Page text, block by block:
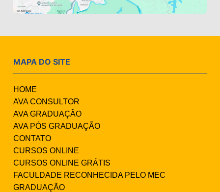
MAPA DO SITE
HOME
AVA CONSULTOR
AVA GRADUAÇÃO
AVA PÓS GRADUAÇÃO
CONTATO
CURSOS ONLINE
CURSOS ONLINE GRÁTIS
FACULDADE RECONHECIDA PELO MEC
GRADUAÇÃO